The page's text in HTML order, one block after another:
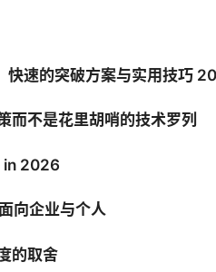
快速的突破方案与实用技巧
而不是花里胡哨的技术罗列
in 2026
向企业与个人
的取舍